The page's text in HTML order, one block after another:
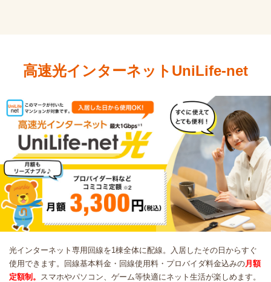
高速光インターネットUniLife-net
光インターネット専用回線を1棟全体に配線。入居したその日からすぐ
使用できます。回線基本料金・回線使用料・プロバイダ料金込みの月額
定額制。
スマホやパソコン、ゲーム等快適にネット生活が楽しめます。